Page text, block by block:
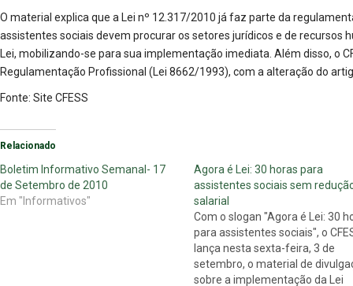
O material explica que a Lei nº 12.317/2010 já faz parte da
assistentes sociais devem procurar os setores jurídicos e de recursos
Lei, mobilizando-se para sua implementação imediata. Além disso, o
Regulamentação Profissional (Lei 8662/1993), com a alteração do
Fonte: Site CFESS
Relacionado
Boletim Informativo Semanal- 17
de Setembro de 2010
Em "Informativos"
Agora é Lei: 30 horas para
assistentes sociais sem
salarial
Com o slogan "Agora é Lei: 30
para assistentes sociais", o
lança nesta sexta-feira, 3 de
setembro, o material de
sobre a implementação da Lei